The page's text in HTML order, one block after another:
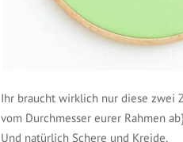
Ihr braucht wirklich nur diese zwei
vom Durchmesser eurer Rahmen
Und natürlich Schere und Kreide.